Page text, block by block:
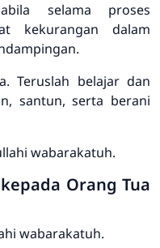
selama proses
kekurangan dalam
Teruslah belajar dan
santun, serta berani
wabarakatuh.
Orang Tua
wabarakatuh.